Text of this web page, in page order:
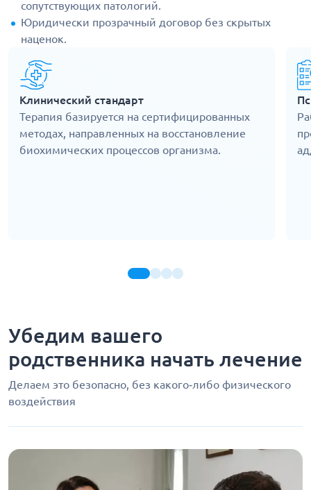
сопутствующих патологий.
Юридически прозрачный договор без скрытых
наценок.
Клинический стандарт
Терапия базируется на сертифицированных
методах, направленных на восстановление
биохимических процессов организма.
Убедим вашего
родственника начать лечение
Делаем это безопасно, без какого‑либо физического
воздействия